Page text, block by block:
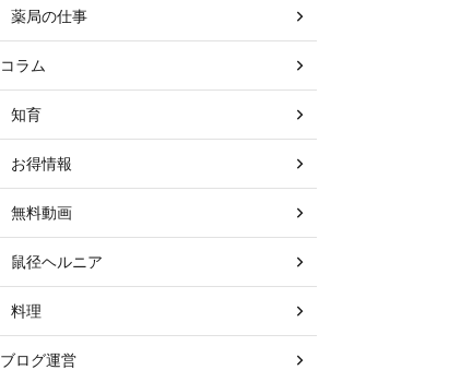
薬局の仕事
コラム
知育
お得情報
無料動画
鼠径ヘルニア
料理
ブログ運営